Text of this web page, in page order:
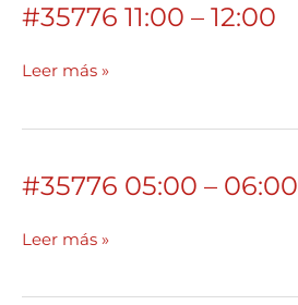
#35776 11:00 – 12:00
#35776
–Leer más »
#35776 05:00 – 06:00
#35776
–Leer más »